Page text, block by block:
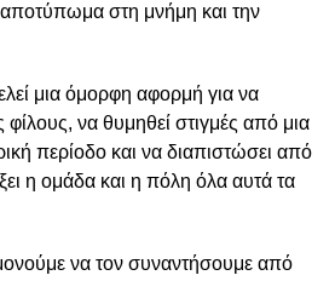
στη μνήμη και την
μια όμορφη αφορμή για να
φίλους, να θυμηθεί στιγμές από μια
περίοδο και να διαπιστώσει από
η ομάδα και η πόλη όλα αυτά τα
να τον συναντήσουμε από